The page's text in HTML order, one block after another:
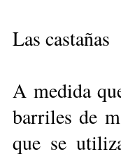
Las castañas
A medida
barriles de
que se